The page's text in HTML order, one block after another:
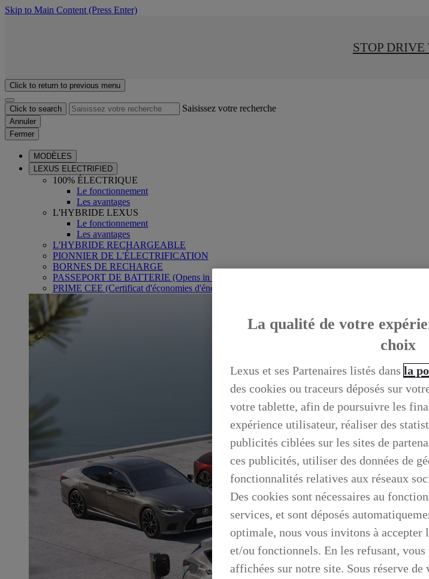
Skip to Main Content (Press Enter)
STOP DRIVE
Click to return to previous menu
Click to search Saisissez votre recherche
Annuler
Fermer
MODÈLES
LEXUS ELECTRIFIED
100% ÉLECTRIQUE
Le fonctionnement
Les avantages
L'HYBRIDE LEXUS
Le fonctionnement
Les avantages
L'HYBRIDE RECHARGEABLE
PIONNIER DE L'ÉLECTRIFICATION
BORNES DE RECHARGE
PASSEPORT DE BATTERIE (Opens in new window)
PRIME CEE (Certificat d'économies d'énergie)
La qualité de votre
choix
Lexus et ses Partenaires listés dans la
des cookies ou traceurs déposés sur
votre tablette, afin de poursuivre les
expérience utilisateur, réaliser des
publicités ciblées sur les sites de
ces publicités, utiliser des données de
fonctionnalités relatives aux réseaux
Des cookies sont nécessaires au
services, et sont déposés
optimale, nous vous invitons à accepter
et/ou fonctionnels. En les refusant,
affichées sur notre site. Sous réserve